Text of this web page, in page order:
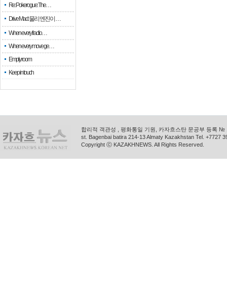
Re: Pokerogue: The…
Drive Mad: 물리 엔진이 …
When every fractio…
When every move ge…
Empty room
Keep in touch
합리적 객관성 , 평화통일 기원, 카자흐스탄 문공부 등록
st. Bagenbai batira 214-13 Almaty Kazakhstan Tel. +7727
Copyright ⓒ KAZAKHNEWS. All Rights Reserved.